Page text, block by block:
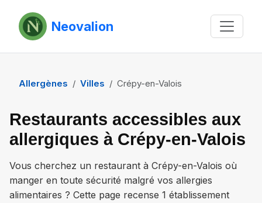
Neovalion
Allergènes Villes Crépy-en-Valois
Restaurants accessibles aux
allergiques à Crépy-en-Valois
Vous cherchez un restaurant à Crépy-en-Valois où
manger en toute sécurité malgré vos allergies
alimentaires ? Cette page recense 1 établissement